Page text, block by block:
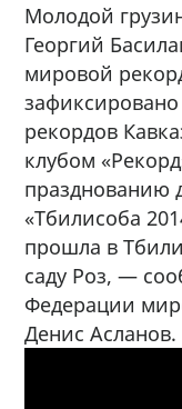
Молодой
Георгий
мировой
рекордов
клубом
празднованию
«Тбилисоба
прошла в
саду Роз, —
Федерации
Денис Асланов.